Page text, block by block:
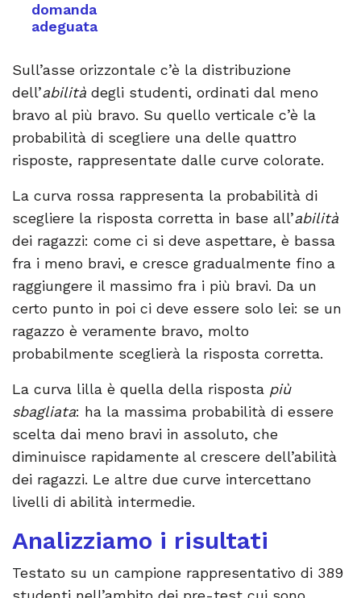
domanda
adeguata
Sull’asse orizzontale c’è la distribuzione
dell’abilità degli studenti, ordinati dal meno
bravo al più bravo. Su quello verticale c’è la
probabilità di scegliere una delle quattro
risposte, rappresentate dalle curve colorate.
La curva rossa rappresenta la probabilità di
scegliere la risposta corretta in base all’abilità
dei ragazzi: come ci si deve aspettare, è bassa
fra i meno bravi, e cresce gradualmente fino a
raggiungere il massimo fra i più bravi. Da un
certo punto in poi ci deve essere solo lei: se un
ragazzo è veramente bravo, molto
probabilmente sceglierà la risposta corretta.
La curva lilla è quella della risposta più
sbagliata: ha la massima probabilità di essere
scelta dai meno bravi in assoluto, che
diminuisce rapidamente al crescere dell’abilità
dei ragazzi. Le altre due curve intercettano
livelli di abilità intermedie.
Analizziamo i risultati
Testato su un campione rappresentativo di 389